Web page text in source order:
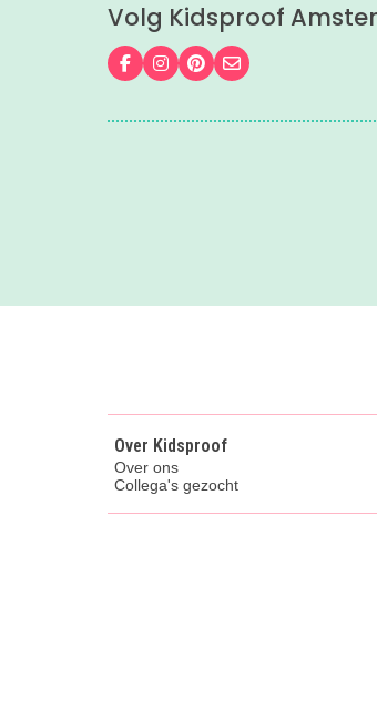
Volg Kidsproof
Volg ons op Facebook
Volg ons op Instagram
Volg ons op Pinterest
Mail ons
Over Kidsproof
Over ons
Collega's gezocht